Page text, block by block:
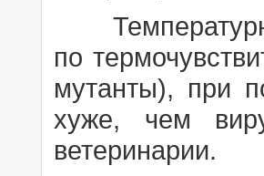
по
мутанты), при
хуже, чем
ветеринарии.